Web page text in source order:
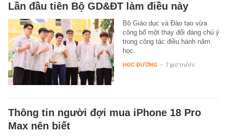
Lần đầu tiên Bộ GD&ĐT làm điều này
Bộ Giáo dục và Đào tạo vừa
công bố một thay đổi đáng chú ý
trong công tác điều hành năm
học.
HỌC ĐƯỜNG - 7 giờ trước
Thông tin người đợi mua iPhone 18 Pro
Max nên biết